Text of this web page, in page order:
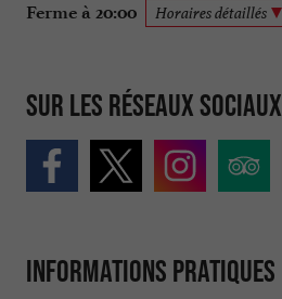
Ferme à 20:00 Horaires détaillés
Sur les réseaux sociaux
Informations pratiques